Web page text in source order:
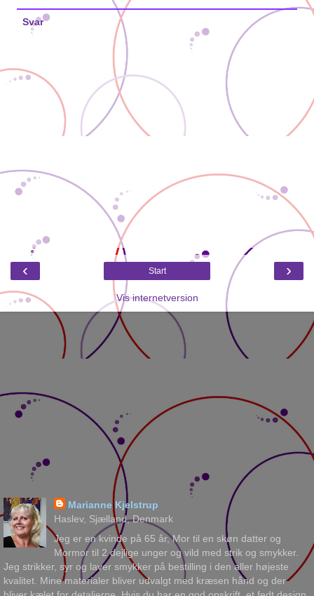
Svar
‹ ›
Start
Vis internetversion
Marianne Kjelstrup
Haslev, Sjælland, Denmark
Jeg er en kvinde på 65 år, Mor til en skøn datter og
Mormor til 2 dejlige unger og vild med strik og smykker.
Jeg strikker, syr og laver smykker på bestilling i den aller højeste
kvalitet. Mine materialer bliver udvalgt med kræsen hånd og der